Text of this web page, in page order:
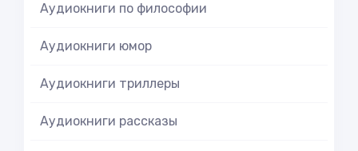
Аудиокниги по философии
Аудиокниги юмор
Аудиокниги триллеры
Аудиокниги рассказы